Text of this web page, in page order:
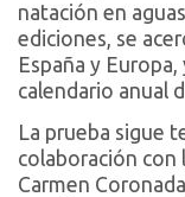
natación en
ediciones, se
España y
calendario anual
La prueba sigue
colaboración con
Carmen